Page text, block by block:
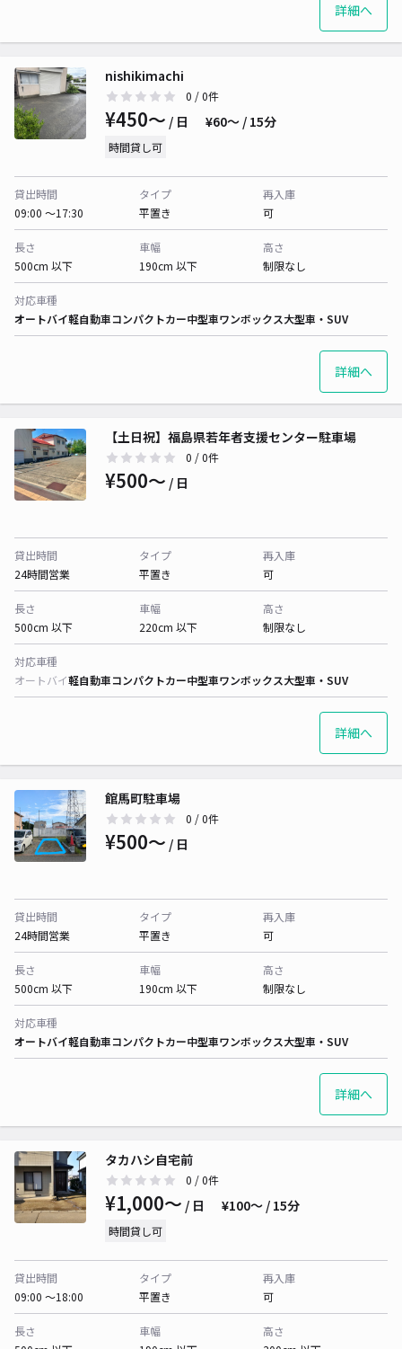
詳細へ
nishikimachi
0 / 0件
¥450〜 / 日 ¥60〜 / 15分
時間貸し可
貸出時間
09:00 〜17:30
タイプ
平置き
再入庫
可
長さ
500cm 以下
車幅
190cm 以下
高さ
制限なし
対応車種
オートバイ軽自動車コンパクトカー中型車ワンボックス大型車・SUV
詳細へ
【土日祝】福島県若年者支援センター駐車場
0 / 0件
¥500〜 / 日
貸出時間
24時間営業
タイプ
平置き
再入庫
可
長さ
500cm 以下
車幅
220cm 以下
高さ
制限なし
対応車種
オートバイ軽自動車コンパクトカー中型車ワンボックス大型車・SUV
詳細へ
館馬町駐車場
0 / 0件
¥500〜 / 日
貸出時間
24時間営業
タイプ
平置き
再入庫
可
長さ
500cm 以下
車幅
190cm 以下
高さ
制限なし
対応車種
オートバイ軽自動車コンパクトカー中型車ワンボックス大型車・SUV
詳細へ
タカハシ自宅前
0 / 0件
¥1,000〜 / 日 ¥100〜 / 15分
時間貸し可
貸出時間
09:00 〜18:00
タイプ
平置き
再入庫
可
長さ
車幅
高さ